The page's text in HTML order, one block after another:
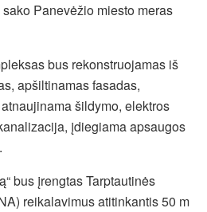
Panevėžio miesto meras
bus rekonstruojamas iš
apšiltinamas fasadas,
šildymo, elektros
įdiegiama apsaugos
bus įrengtas Tarptautinės
reikalavimus atitinkantis 50 m